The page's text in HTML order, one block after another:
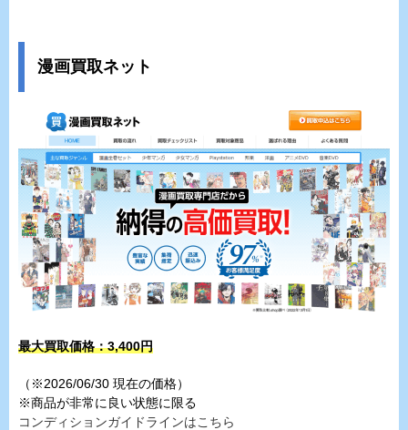
漫画買取ネット
最大買取価格：3,400円
（※2026/06/30 現在の価格）
※商品が非常に良い状態に限る
コンディションガイドラインはこちら